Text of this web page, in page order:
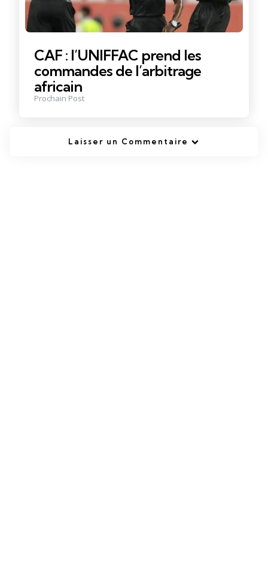
CAF : l’UNIFFAC prend les
commandes de l’arbitrage
africain
Prochain Post
Laisser un Commentaire